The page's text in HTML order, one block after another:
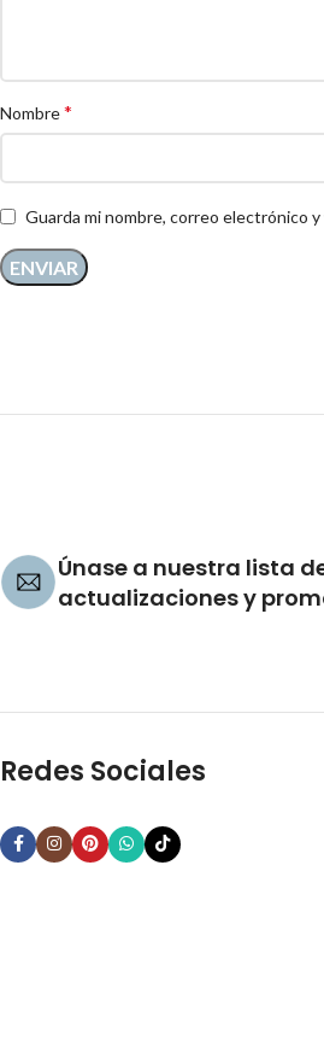
Nombre*
Guarda mi nombre, correo electrónico
Únase a nuestra lista
actualizaciones y
Redes Sociales